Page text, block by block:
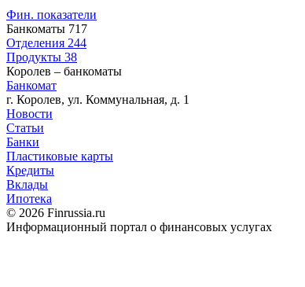
Фин. показатели
Банкоматы 717
Отделения 244
Продукты 38
Королев – банкоматы
Банкомат
г. Королев, ул. Коммунальная, д. 1
Новости
Статьи
Банки
Пластиковые карты
Кредиты
Вклады
Ипотека
© 2026 Finrussia.ru
Информационный портал о финансовых услугах